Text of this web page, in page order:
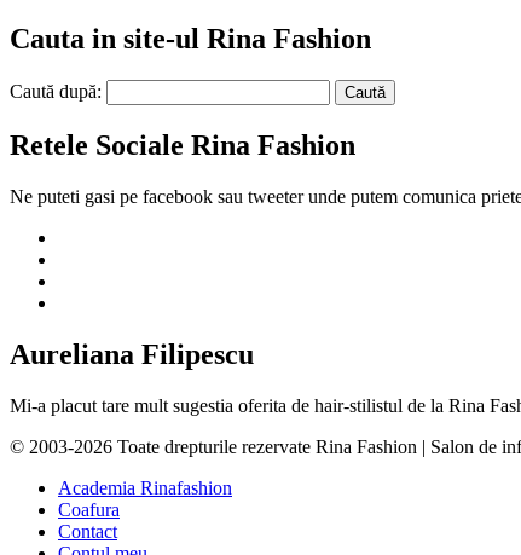
Cauta in site-ul Rina Fashion
Caută după:
Retele Sociale Rina Fashion
Ne puteti gasi pe facebook sau tweeter unde putem comunica
Aureliana Filipescu
Mi-a placut tare mult sugestia oferita de hair-stilistul de la Rina
© 2003-2026 Toate drepturile rezervate Rina Fashion | Salon de
Academia Rinafashion
Coafura
Contact